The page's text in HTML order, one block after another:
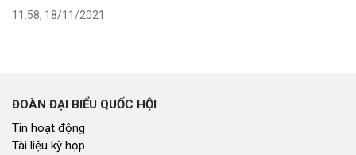
11:58, 18/11/2021
ĐOÀN ĐẠI BIỂU QUỐC HỘI
Tin hoạt động
Tài liệu kỳ họp